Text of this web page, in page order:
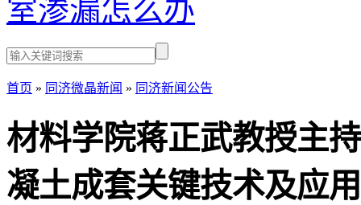
室渗漏怎么办
首页 » 同济微晶新闻 » 同济新闻公告
材料学院蒋正武教授主
凝土成套关键技术及应